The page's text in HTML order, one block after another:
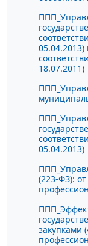
18.07.2011)
05.04.2013)
(223-ФЗ):
закупками